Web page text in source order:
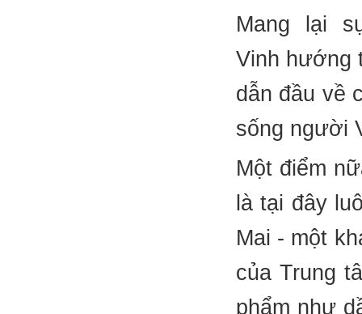
Mang lại
Vinh hướng
dẫn đầu về
sống người
Một điểm
là tại đây
Mai - một
của Trung
phẩm như